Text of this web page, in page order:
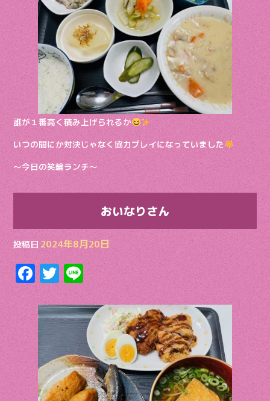
誰が１番高く積み上げられるか
いつの間にか対決じゃなく協力プレイになっていました
〜今日の笑輪ランチ〜
おいなりさん
投稿日2024年8月20日
F
ac
e
b
o
o
k
T
w
itt
er
Li
n
e